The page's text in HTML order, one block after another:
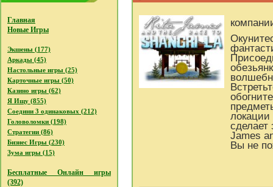
Главная
Новые Игры
Экшены (177)
Аркады (45)
Настольные игры (25)
Карточные игры (50)
Казино игры (62)
Я Ищу (855)
Соедини 3 одинаковых (212)
Головоломки (198)
Стратегии (86)
Бизнес Игры (230)
Зума игры (15)
Бесплатные Онлайн игры
(392)
локации
сделает
James
Вы не